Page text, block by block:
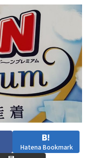
Hatena Bookmark